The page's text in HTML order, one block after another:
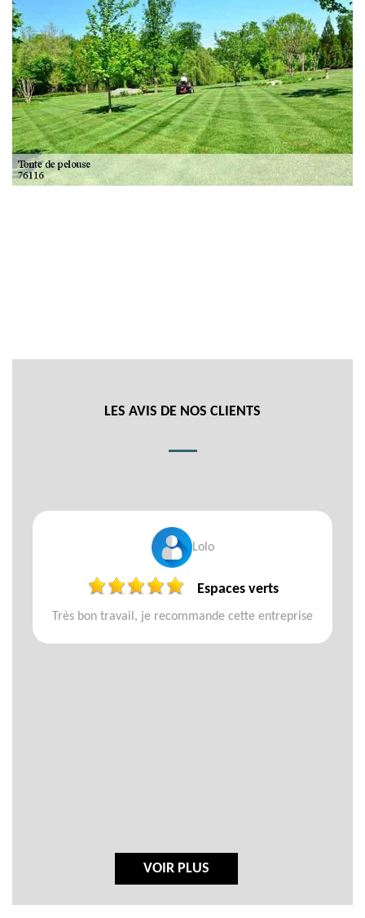
LES AVIS DE NOS CLIENTS
Lolo
Espaces verts
Très bon travail, je recommande cette entreprise
VOIR PLUS